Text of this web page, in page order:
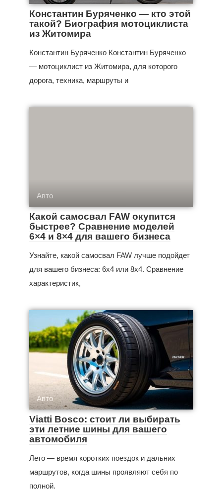
Константин Буряченко — кто этой
такой? Биография мотоциклиста
из Житомира
Константин Буряченко Константин Буряченко
— мотоциклист из Житомира, для которого
дорога, техника, маршруты и
Авто
Какой самосвал FAW окупится
быстрее? Сравнение моделей
6×4 и 8×4 для вашего бизнеса
Узнайте, какой самосвал FAW лучше подойдет
для вашего бизнеса: 6x4 или 8x4. Сравнение
характеристик,
Авто
Viatti Bosco: стоит ли выбирать
эти летние шины для вашего
автомобиля
Лето — время коротких поездок и дальних
маршрутов, когда шины проявляют себя по
полной.